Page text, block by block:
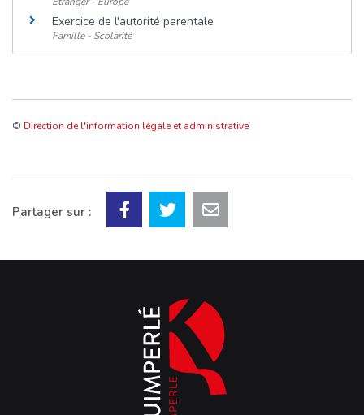
Exercice de l'autorité parentale
Famille - Scolarité
© Direction de l'information légale et administrative
Partager sur :